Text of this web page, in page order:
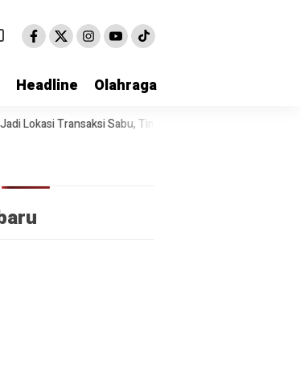
Headline Olahraga
Lokasi Transaksi Sabu, Timsus Anti Narkoba Polres